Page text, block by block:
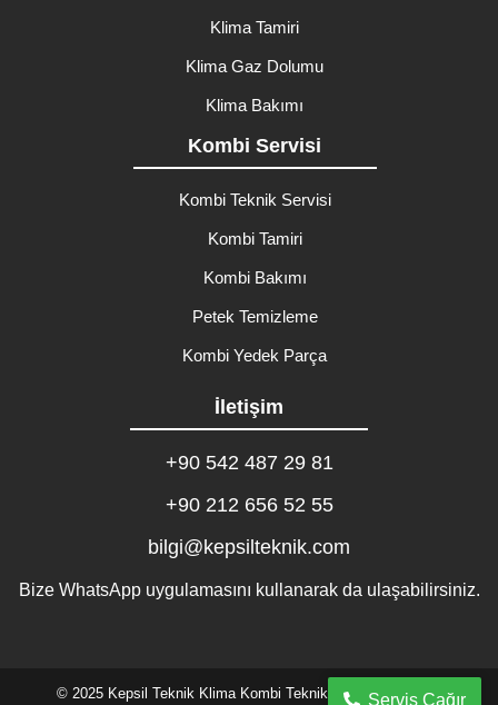
Klima Tamiri
Klima Gaz Dolumu
Klima Bakımı
Kombi Servisi
Kombi Teknik Servisi
Kombi Tamiri
Kombi Bakımı
Petek Temizleme
Kombi Yedek Parça
İletişim
+90 542 487 29 81
+90 212 656 52 55
bilgi@kepsilteknik.com
Bize WhatsApp uygulamasını kullanarak da ulaşabilirsiniz.
© 2025 Kepsil Teknik Klima Kombi Teknik Servisi. Tasarım:
Servis Çağır